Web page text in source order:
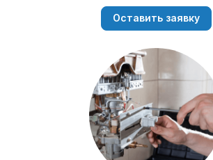
Оставить заявку